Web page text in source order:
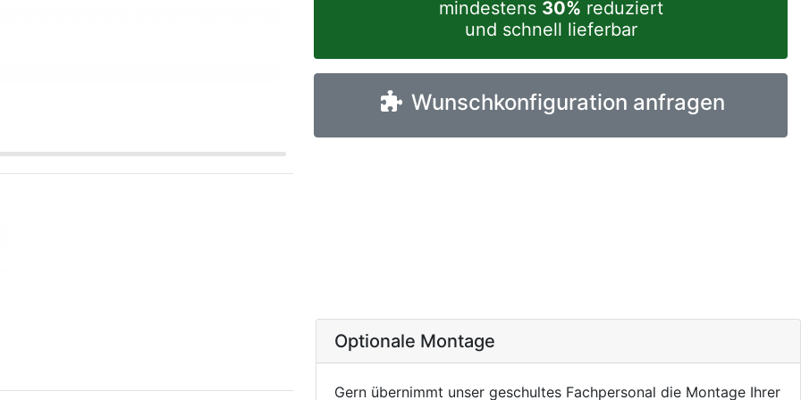
mindestens 30% reduziert
und schnell lieferbar
Wunschkonfiguration anfragen
Optionale Montage
Gern übernimmt unser geschultes Fachpersonal die Montage Ihrer